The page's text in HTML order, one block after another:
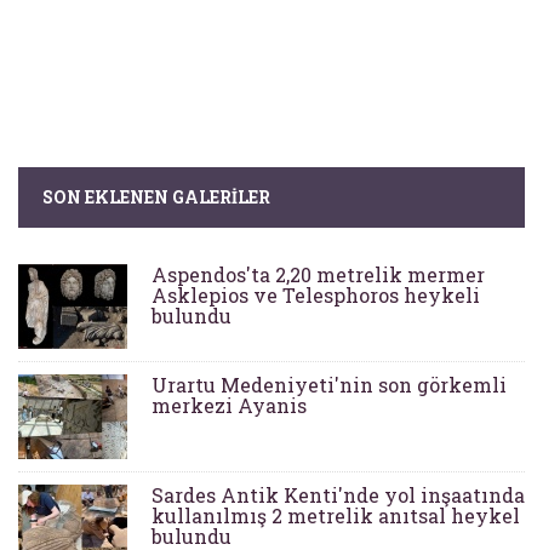
SON EKLENEN GALERILER
Aspendos'ta 2,20 metrelik mermer
Asklepios ve Telesphoros heykeli
bulundu
Urartu Medeniyeti'nin son görkemli
merkezi Ayanis
Sardes Antik Kenti'nde yol inşaatında
kullanılmış 2 metrelik anıtsal heykel
bulundu